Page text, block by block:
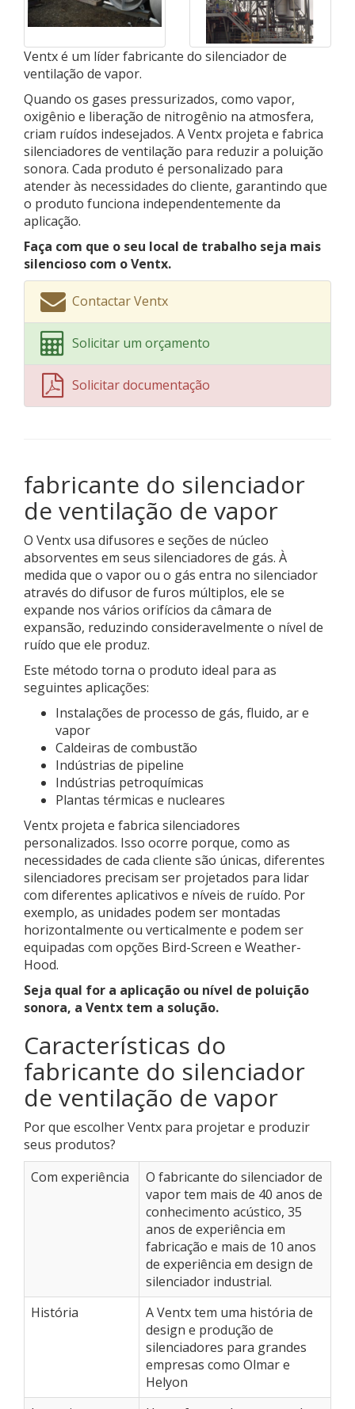
Ventx é um líder fabricante do silenciador de
ventilação de vapor.
Quando os gases pressurizados, como vapor,
oxigênio e liberação de nitrogênio na atmosfera,
criam ruídos indesejados. A Ventx projeta e fabrica
silenciadores de ventilação para reduzir a poluição
sonora. Cada produto é personalizado para
atender às necessidades do cliente, garantindo que
o produto funciona independentemente da
aplicação.
Faça com que o seu local de trabalho seja mais
silencioso com o Ventx.
Contactar Ventx
Solicitar um orçamento
Solicitar documentação
fabricante do silenciador
de ventilação de vapor
O Ventx usa difusores e seções de núcleo
absorventes em seus silenciadores de gás. À
medida que o vapor ou o gás entra no silenciador
através do difusor de furos múltiplos, ele se
expande nos vários orifícios da câmara de
expansão, reduzindo consideravelmente o nível de
ruído que ele produz.
Este método torna o produto ideal para as
seguintes aplicações:
Instalações de processo de gás, fluido, ar e
vapor
Caldeiras de combustão
Indústrias de pipeline
Indústrias petroquímicas
Plantas térmicas e nucleares
Ventx projeta e fabrica silenciadores
personalizados. Isso ocorre porque, como as
necessidades de cada cliente são únicas, diferentes
silenciadores precisam ser projetados para lidar
com diferentes aplicativos e níveis de ruído. Por
exemplo, as unidades podem ser montadas
horizontalmente ou verticalmente e podem ser
equipadas com opções Bird-Screen e Weather-
Hood.
Seja qual for a aplicação ou nível de poluição
sonora, a Ventx tem a solução.
Características do
fabricante do silenciador
de ventilação de vapor
Por que escolher Ventx para projetar e produzir
seus produtos?
Com experiência
O fabricante do silenciador de
vapor tem mais de 40 anos de
conhecimento acústico, 35
anos de experiência em
fabricação e mais de 10 anos
de experiência em design de
silenciador industrial.
História
A Ventx tem uma história de
design e produção de
silenciadores para grandes
empresas como Olmar e
Helyon